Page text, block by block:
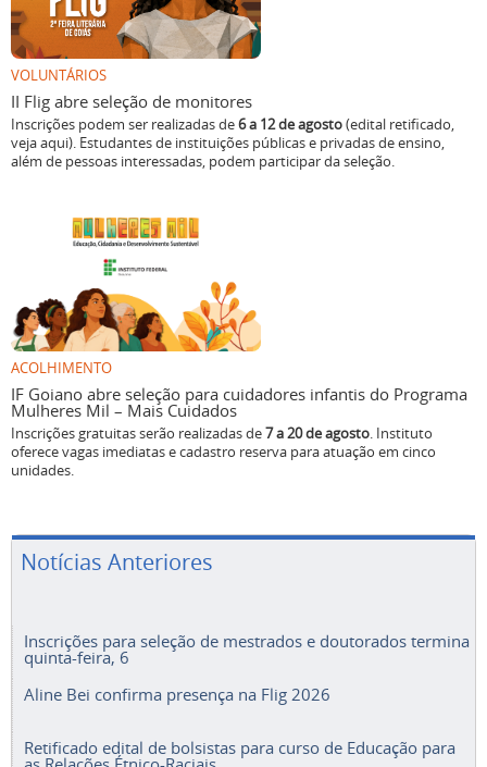
VOLUNTÁRIOS
II Flig abre seleção de monitores
Inscrições podem ser realizadas de6 a 12 de agosto
veja aqui). Estudantes de instituições públicas e privadas de ensino,
além de pessoas interessadas, podem participar da seleção.
ACOLHIMENTO
IF Goiano abre seleção para cuidadores infantis do Programa
Mulheres Mil – Mais Cuidados
Inscrições gratuitas serão realizadas de
oferece vagas imediatas e cadastro reserva para atuação em cinco
unidades.
Notícias Anteriores
quinta-feira, 6
Aline Bei confirma presença na Flig 2026
as Relações Étnico-Raciais